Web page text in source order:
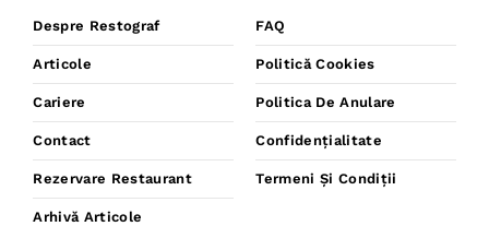
Despre Restograf
Articole
Cariere
Contact
Rezervare Restaurant
Arhivă Articole
FAQ
Politică Cookies
Politica De Anulare
Confidențialitate
Termeni Și Condiții